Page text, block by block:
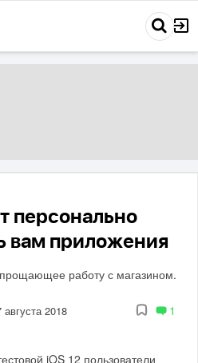
персонально
вам приложения
работу с магазином.
августа 2018 1
iOS 12 пользователи